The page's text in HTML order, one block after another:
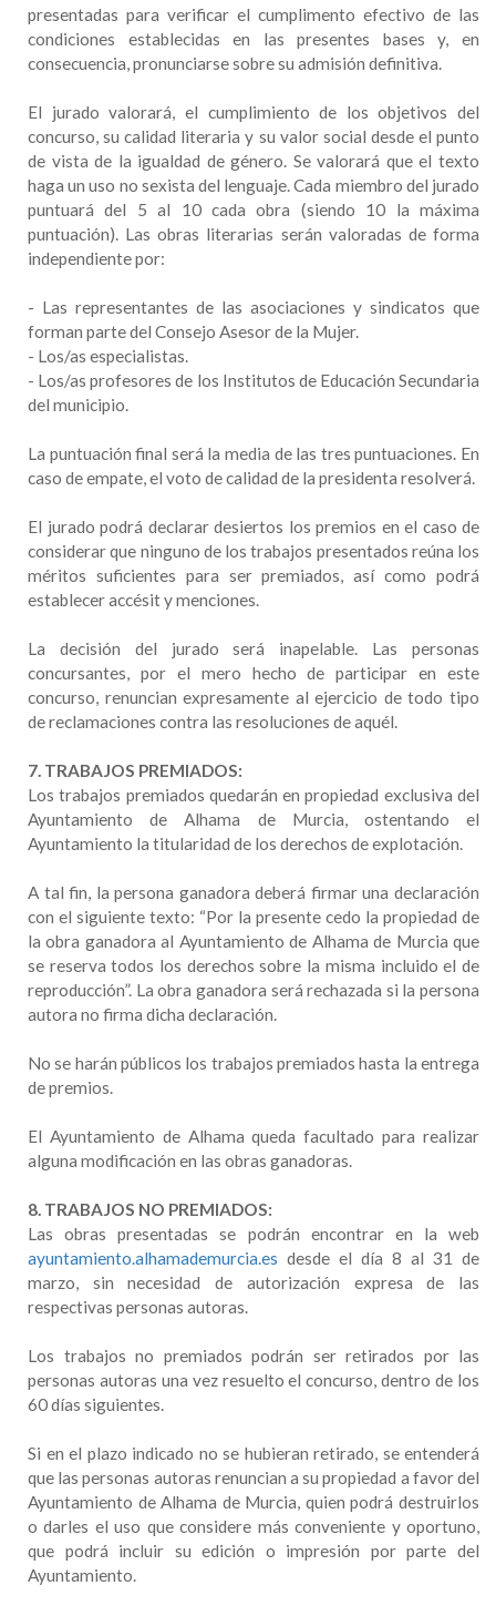
presentadas para verificar el cumplimento efectivo de las
condiciones establecidas en las presentes bases y, en
consecuencia, pronunciarse sobre su admisión definitiva.
El jurado valorará, el cumplimiento de los objetivos del
concurso, su calidad literaria y su valor social desde el punto
de vista de la igualdad de género. Se valorará que el texto
haga un uso no sexista del lenguaje. Cada miembro del jurado
puntuará del 5 al 10 cada obra (siendo 10 la máxima
puntuación). Las obras literarias serán valoradas de forma
independiente por:
- Las representantes de las asociaciones y sindicatos que
forman parte del Consejo Asesor de la Mujer.
- Los/as especialistas.
- Los/as profesores de los Institutos de Educación Secundaria
del municipio.
La puntuación final será la media de las tres puntuaciones. En
caso de empate, el voto de calidad de la presidenta resolverá.
El jurado podrá declarar desiertos los premios en el caso de
considerar que ninguno de los trabajos presentados reúna los
méritos suficientes para ser premiados, así como podrá
establecer accésit y menciones.
La decisión del jurado será inapelable. Las personas
concursantes, por el mero hecho de participar en este
concurso, renuncian expresamente al ejercicio de todo tipo
de reclamaciones contra las resoluciones de aquél.
7. TRABAJOS PREMIADOS:
Los trabajos premiados quedarán en propiedad exclusiva del
Ayuntamiento de Alhama de Murcia, ostentando el
Ayuntamiento la titularidad de los derechos de explotación.
A tal fin, la persona ganadora deberá firmar una declaración
con el siguiente texto: “Por la presente cedo la propiedad de
la obra ganadora al Ayuntamiento de Alhama de Murcia que
se reserva todos los derechos sobre la misma incluido el de
reproducción”. La obra ganadora será rechazada si la persona
autora no firma dicha declaración.
No se harán públicos los trabajos premiados hasta la entrega
de premios.
El Ayuntamiento de Alhama queda facultado para realizar
alguna modificación en las obras ganadoras.
8. TRABAJOS NO PREMIADOS:
Las obras presentadas se podrán encontrar en la web
ayuntamiento.alhamademurcia.es desde el día 8 al 31 de
marzo, sin necesidad de autorización expresa de las
respectivas personas autoras.
Los trabajos no premiados podrán ser retirados por las
personas autoras una vez resuelto el concurso, dentro de los
60 días siguientes.
Si en el plazo indicado no se hubieran retirado, se entenderá
que las personas autoras renuncian a su propiedad a favor del
Ayuntamiento de Alhama de Murcia, quien podrá destruirlos
o darles el uso que considere más conveniente y oportuno,
que podrá incluir su edición o impresión por parte del
Ayuntamiento.